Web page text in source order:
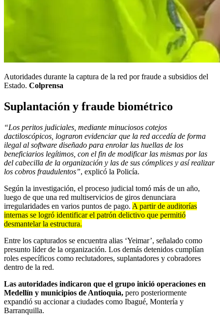
Autoridades durante la captura de la red por fraude a subsidios del
Estado. Colprensa
Suplantación y fraude biométrico
“Los peritos judiciales, mediante minuciosos cotejos
dactiloscópicos, lograron evidenciar que la red accedía de forma
ilegal al software diseñado para enrolar las huellas de los
beneficiarios legítimos, con el fin de modificar las mismas por las
del cabecilla de la organización y las de sus cómplices y así realizar
los cobros fraudulentos”, explicó la Policía.
Según la investigación, el proceso judicial tomó más de un año,
luego de que una red multiservicios de giros denunciara
irregularidades en varios puntos de pago. A partir de auditorías
internas se logró identificar el patrón delictivo que permitió
desmantelar la estructura.
Entre los capturados se encuentra alias ‘Yeimar’, señalado como
presunto líder de la organización. Los demás detenidos cumplían
roles específicos como reclutadores, suplantadores y cobradores
dentro de la red.
Las autoridades indicaron que el grupo inició operaciones en
Medellín y municipios de Antioquia, pero posteriormente
expandió su accionar a ciudades como Ibagué, Montería y
Barranquilla.